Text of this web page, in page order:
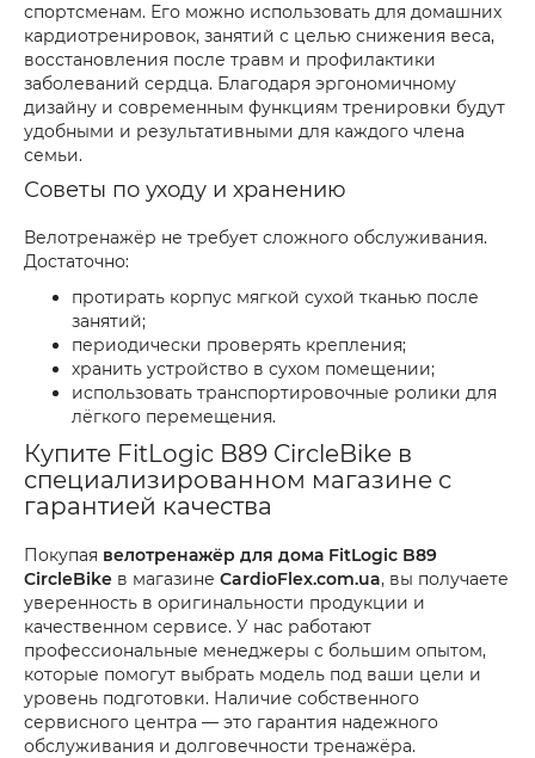
спортсменам. Его можно использовать для домашних
кардиотренировок, занятий с целью снижения веса,
восстановления после травм и профилактики
заболеваний сердца. Благодаря эргономичному
дизайну и современным функциям тренировки будут
удобными и результативными для каждого члена
семьи.
Советы по уходу и хранению
Велотренажёр не требует сложного обслуживания.
Достаточно:
протирать корпус мягкой сухой тканью после
занятий;
периодически проверять крепления;
хранить устройство в сухом помещении;
использовать транспортировочные ролики для
лёгкого перемещения.
Купите FitLogic B89 CircleBike в
специализированном магазине с
гарантией качества
Покупая велотренажёр для дома FitLogic B89
CircleBike в магазине CardioFlex.com.ua, вы получаете
уверенность в оригинальности продукции и
качественном сервисе. У нас работают
профессиональные менеджеры с большим опытом,
которые помогут выбрать модель под ваши цели и
уровень подготовки. Наличие собственного
сервисного центра — это гарантия надежного
обслуживания и долговечности тренажёра.